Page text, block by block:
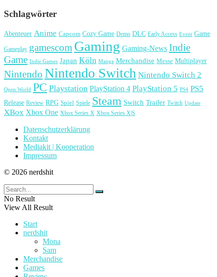
Schlagwörter
Abenteuer Anime Capcom Cozy Game Demo DLC Early Access Event Game
Gameplay gamescom Gaming Gaming-News Indie
Game Indie Games Japan Köln Manga Merchandise Messe Multiplayer
Nintendo Nintendo Switch Nintendo Switch 2
Open World PC Playstation PlayStation 4 PlayStation 5 PS4 PS5
Release Review RPG Spiel Spiele Steam Switch Trailer Twitch Update
XBox Xbox One Xbox Series X Xbox Series X|S
Datenschutzerklärung
Kontakt
Mediakit | Kooperation
Impressum
© 2026 nerdshit
No Result
View All Result
Start
nerdshit
Mona
Sam
Merchandise
Games